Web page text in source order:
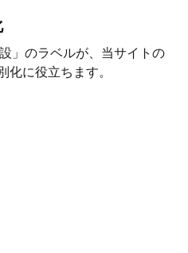
」のラベルが、当サイトの
に役立ちます。